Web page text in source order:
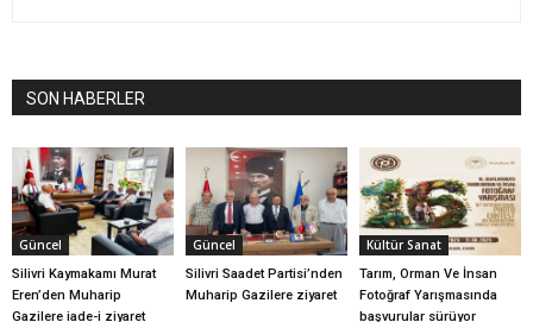
SON HABERLER
Güncel
Silivri Kaymakamı Murat
Eren’den Muharip
Gazilere iade-i ziyaret
Güncel
Silivri Saadet Partisi’nden
Muharip Gazilere ziyaret
Kültür Sanat
Tarım, Orman Ve İnsan
Fotoğraf Yarışmasında
başvurular sürüyor